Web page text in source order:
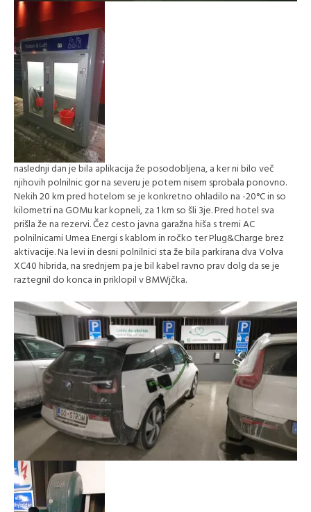
naslednji dan je bila aplikacija že posodobljena, a ker ni bilo več
njihovih polnilnic gor na severu je potem nisem sprobala ponovno.
Nekih 20 km pred hotelom se je konkretno ohladilo na -20°C in so
kilometri na GOMu kar kopneli, za 1 km so šli 3je. Pred hotel sva
prišla že na rezervi. Čez cesto javna garažna hiša s tremi AC
polnilnicami Umea Energi s kablom in ročko ter Plug&Charge brez
aktivacije. Na levi in desni polnilnici sta že bila parkirana dva Volva
XC40 hibrida, na srednjem pa je bil kabel ravno prav dolg da se je
raztegnil do konca in priklopil v BMWjčka.